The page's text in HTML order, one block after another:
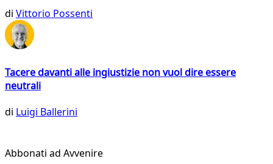
di Vittorio Possenti
Tacere davanti alle ingiustizie non vuol dire essere
neutrali
di Luigi Ballerini
Abbonati ad Avvenire